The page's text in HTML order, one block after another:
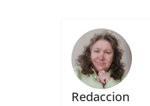
Redaccion